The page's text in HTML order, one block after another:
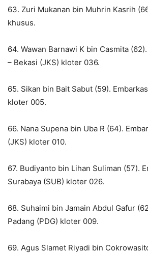
63. Zuri Mukanan bin Muhrin Kasrih
khusus.
64. Wawan Barnawi K bin Casmita
– Bekasi (JKS) kloter 036.
65. Sikan bin Bait Sabut (59).
kloter 005.
66. Nana Supena bin Uba R (64).
(JKS) kloter 010.
67. Budiyanto bin Lihan Suliman (57).
Surabaya (SUB) kloter 026.
68. Suhaimi bin Jamain Abdul Gafur
Padang (PDG) kloter 009.
69. Agus Slamet Riyadi bin